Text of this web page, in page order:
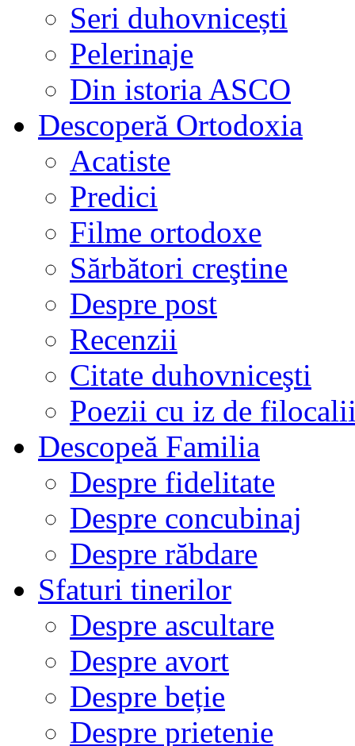
Seri duhovnicești
Pelerinaje
Din istoria ASCO
Descoperă Ortodoxia
Acatiste
Predici
Filme ortodoxe
Sărbători creştine
Despre post
Recenzii
Citate duhovniceşti
Poezii cu iz de
Descopeă Familia
Despre fidelitate
Despre concubinaj
Despre răbdare
Sfaturi tinerilor
Despre ascultare
Despre avort
Despre beție
Despre prietenie